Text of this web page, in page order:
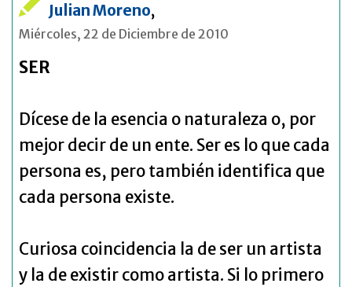
Julian Moreno,
Miércoles, 22 de Diciembre de 2010
SER
Dícese de la esencia o naturaleza o, por
mejor decir de un ente. Ser es lo que cada
persona es, pero también identifica que
cada persona existe.
Curiosa coincidencia la de ser un artista
y la de existir como artista. Si lo primero